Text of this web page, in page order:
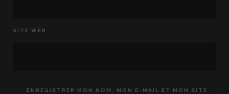
SITE WEB
ENREGISTRER MON NOM, MON E-MAIL ET MON SITE